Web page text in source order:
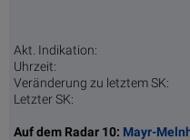
Akt. Indikation:
Uhrzeit:
Veränderung zu letztem SK:
Letzter SK:
Auf dem Radar 10: Mayr-